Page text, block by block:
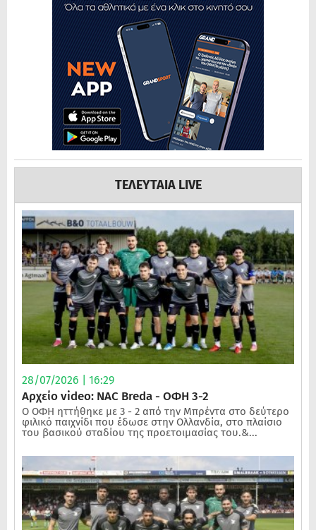
ΤΕΛΕΥΤΑΙΑ LIVE
28/07/2026 | 16:29
Αρχείο video: NAC Breda - ΟΦΗ 3-2
Ο ΟΦΗ ηττήθηκε με 3 - 2 από την Μπρέντα στο δεύτερο
φιλικό παιχνίδι που έδωσε στην Ολλανδία, στο πλαίσιο
του βασικού σταδίου της προετοιμασίας του.&...